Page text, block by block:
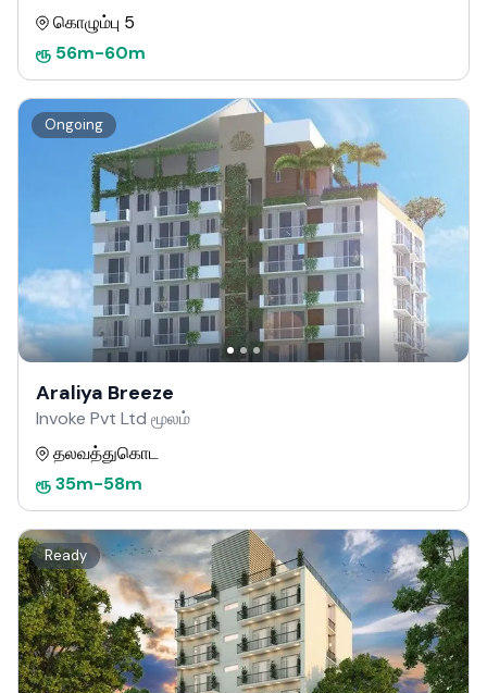
கொழும்பு 5
ரூ 56m-60m
Ongoing
Araliya Breeze
Invoke Pvt Ltd மூலம்
தலவத்துகொட
ரூ35m-58m
Ready